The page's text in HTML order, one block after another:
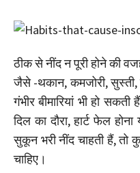
ठीक से नींद न पूरी होने की
जैसे -थकान, कमजोरी, सुस्ती,
गंभीर बीमारियां भी हो
दिल का दौरा, हार्ट फेल
सुकून भरी नींद चाहती हैं,
चाहिए।